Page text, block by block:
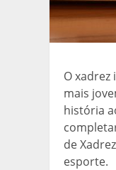
O
mais
história
de
esporte.